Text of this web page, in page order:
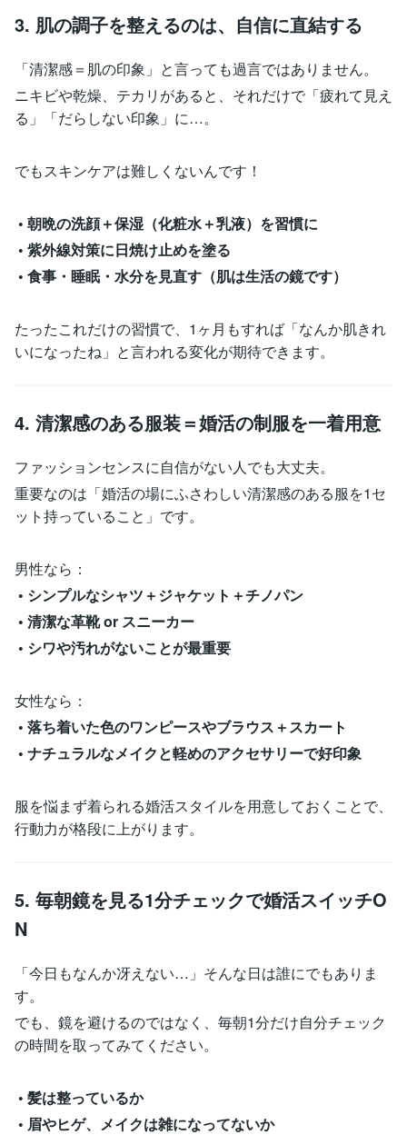
3. 肌の調子を整えるのは、自信に直結する
「清潔感＝肌の印象」と言っても過言ではありません。
ニキビや乾燥、テカリがあると、それだけで「疲れて見え
る」「だらしない印象」に…。
でもスキンケアは難しくないんです！
• 朝晩の洗顔＋保湿（化粧水＋乳液）を習慣に
• 紫外線対策に日焼け止めを塗る
• 食事・睡眠・水分を見直す（肌は生活の鏡です）
たったこれだけの習慣で、1ヶ月もすれば「なんか肌きれ
いになったね」と言われる変化が期待できます。
4. 清潔感のある服装＝婚活の制服を一着用意
ファッションセンスに自信がない人でも大丈夫。
重要なのは「婚活の場にふさわしい清潔感のある服を1セ
ット持っていること」です。
男性なら：
• シンプルなシャツ＋ジャケット＋チノパン
• 清潔な革靴 or スニーカー
• シワや汚れがないことが最重要
女性なら：
• 落ち着いた色のワンピースやブラウス＋スカート
• ナチュラルなメイクと軽めのアクセサリーで好印象
服を悩まず着られる婚活スタイルを用意しておくことで、
行動力が格段に上がります。
5. 毎朝鏡を見る1分チェックで婚活スイッチO
N
「今日もなんか冴えない…」そんな日は誰にでもありま
す。
でも、鏡を避けるのではなく、毎朝1分だけ自分チェック
の時間を取ってみてください。
• 髪は整っているか
• 眉やヒゲ、メイクは雑になってないか